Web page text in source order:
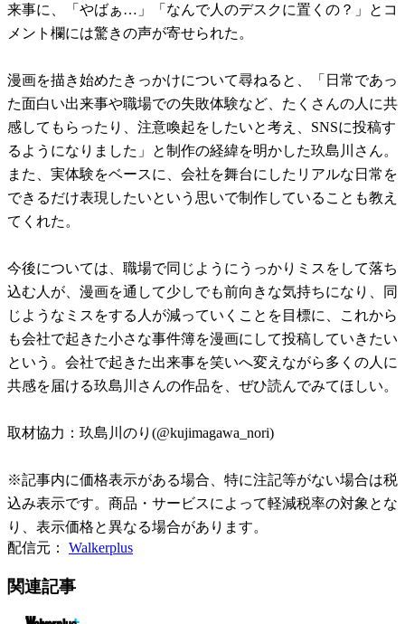
来事に、「やばぁ…」「なんで人のデスクに置くの？」とコ
メント欄には驚きの声が寄せられた。
漫画を描き始めたきっかけについて尋ねると、「日常であっ
た面白い出来事や職場での失敗体験など、たくさんの人に共
感してもらったり、注意喚起をしたいと考え、SNSに投稿す
るようになりました」と制作の経緯を明かした玖島川さん。
また、実体験をベースに、会社を舞台にしたリアルな日常を
できるだけ表現したいという思いで制作していることも教え
てくれた。
今後については、職場で同じようにうっかりミスをして落ち
込む人が、漫画を通して少しでも前向きな気持ちになり、同
じようなミスをする人が減っていくことを目標に、これから
も会社で起きた小さな事件簿を漫画にして投稿していきたい
という。会社で起きた出来事を笑いへ変えながら多くの人に
共感を届ける玖島川さんの作品を、ぜひ読んでみてほしい。
取材協力：玖島川のり(@kujimagawa_nori)
※記事内に価格表示がある場合、特に注記等がない場合は税
込み表示です。商品・サービスによって軽減税率の対象とな
り、表示価格と異なる場合があります。
配信元： Walkerplus
関連記事